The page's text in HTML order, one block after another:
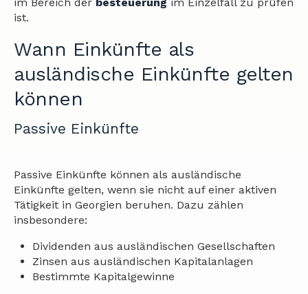
ist.
Wann Einkünfte als
ausländische Einkünfte gelten
können
Passive Einkünfte
Passive Einkünfte können als ausländische
Einkünfte gelten, wenn sie nicht auf einer aktiven
Tätigkeit in Georgien beruhen. Dazu zählen
insbesondere:
Dividenden aus ausländischen Gesellschaften
Zinsen aus ausländischen Kapitalanlagen
Bestimmte Kapitalgewinne